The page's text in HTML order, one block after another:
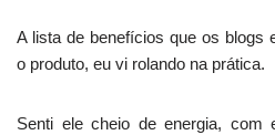
A lista de benefícios que os blogs
o produto, eu vi rolando na prática.
Senti ele cheio de energia, com